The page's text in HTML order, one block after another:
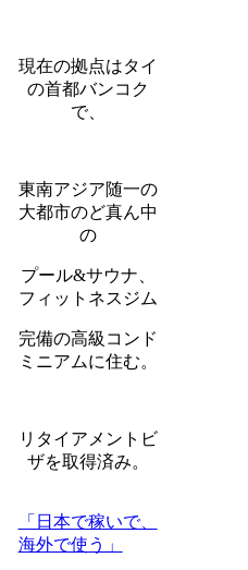
現在の拠点はタイ
の首都バンコク
で、
東南アジア随一の
大都市のど真ん中
の
プール&サウナ、
フィットネスジム
完備の高級コンド
ミニアムに住む。
リタイアメントビ
ザを取得済み。
「日本で稼いで、
海外で使う」